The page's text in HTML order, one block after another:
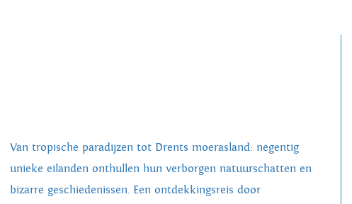
Van tropische paradijzen tot Drents moerasland: negentig
unieke eilanden onthullen hun verborgen natuurschatten en
bizarre geschiedenissen. Een ontdekkingsreis door